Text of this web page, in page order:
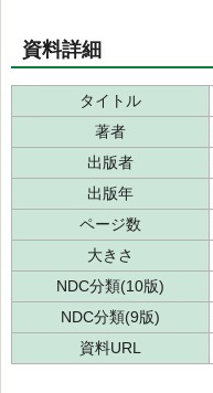
資料詳細
タイトル
著者
出版者
出版年
ページ数
大きさ
NDC分類(10版)
NDC分類(9版)
資料URL